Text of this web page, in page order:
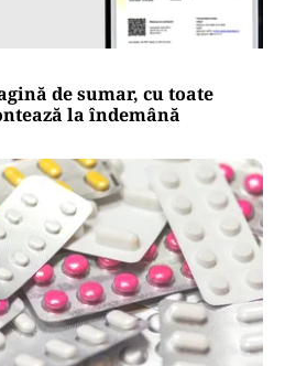
de sumar, cu toate
la îndemână